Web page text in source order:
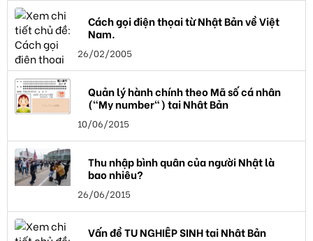
Cách gọi điện thọai từ Nhật Bản về Việt
Nam.
26/02/2005
Quản lý hành chính theo Mã số cá nhân
("My number") tại Nhật Bản
10/06/2015
Thu nhập bình quân của người Nhật là
bao nhiêu?
26/06/2015
Vấn đề TU NGHIỆP SINH tại Nhật Bản